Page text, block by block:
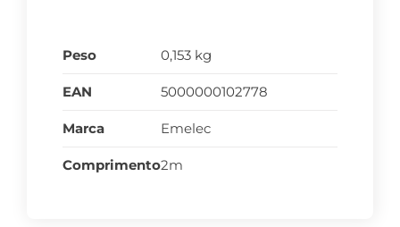
Peso 0,153 kg
EAN 5000000102778
Marca Emelec
Comprimento2m